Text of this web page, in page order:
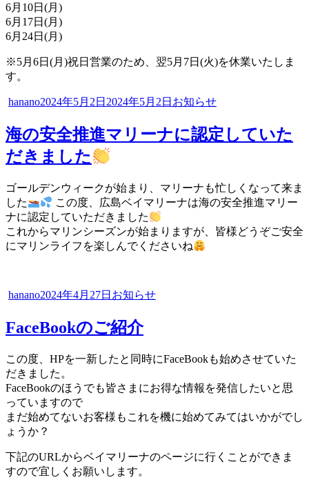
6月10日(月)
6月17日(月)
6月24日(月)
※5月6日(月)祝日営業のため、翌5月7日(火)を休業いたしま
す。
投
者
hanano投
日:
2024年5月2日 2024年5月2日 カ
ゴ
リ
お知らせ
海の安全推進マリーナに認定していた
だきました
ゴールデンウィークが始まり、マリーナも忙しくなって来ま
した
この度、広島ベイマリーナは海の安全推進マリー
ナに認定していただきました
これからマリンシーズンが始まりますが、皆様どうぞご安全
にマリンライフを楽しんでくださいね
投
者
hanano投
日:
2024年4月27日 カ
ゴ
リ
ー
お知らせ
FaceBookのご紹介
この度、HPを一新したと同時にFaceBookも始めさせていた
だきました。
FaceBookのほうでも皆さまにお得な情報を発信したいと思
っていますので
まだ始めてないお客様もこれを機に始めてみてはいかがでし
ょうか？
下記のURLからベイマリーナのページに行くことができま
すので宜しくお願いします。